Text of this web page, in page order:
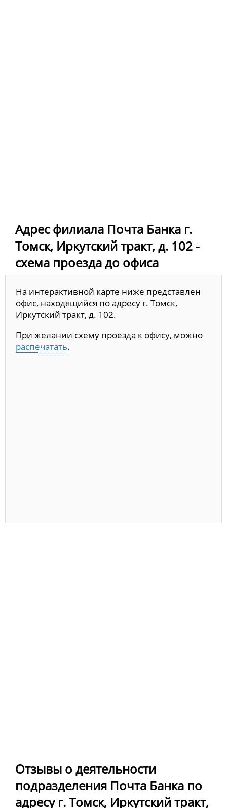
Адрес филиала Почта Банка г.
Томск, Иркутский тракт, д. 102 -
схема проезда до офиса
На интерактивной карте ниже представлен
офис, находящийся по адресу г. Томск,
Иркутский тракт, д. 102.
При желании схему проезда к офису, можно
распечатать.
Отзывы о деятельности
подразделения Почта Банка по
адресу г. Томск, Иркутский тракт,